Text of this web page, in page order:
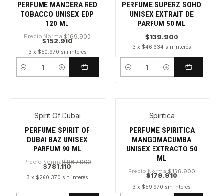
PERFUME MANCERA RED
TOBACCO UNISEX EDP
120 ML
Precio Normal$169.900
$152.910
3 x $50.970 sin interés
Cantidad
PERFUME SUPERZ SOHO
UNISEX EXTRAIT DE
PARFUM 50 ML
$139.900
3 x $46.634 sin interés
Cantidad
Spirit Of Dubai
PERFUME SPIRIT OF
DUBAI BAZ UNISEX
PARFUM 90 ML
Precio Normal$867.900
$781.110
3 x $260.370 sin interés
Spiritica
PERFUME SPIRITICA
MANGOMACUMBA
UNISEX EXTRACTO 50
ML
Precio Normal$199.900
$179.910
3 x $59.970 sin interés